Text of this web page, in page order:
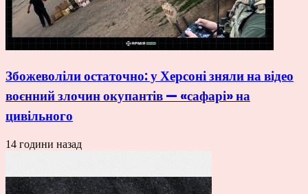
Збожеволіли остаточно: у Херсоні зняли на відео
воєнний злочин окупантів — «сафарі» на
цивільного
14 години назад